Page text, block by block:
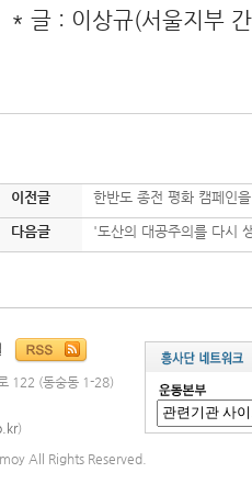
* 글 : 이상규(서울지부
이전글 한반도 종전 평화 캠페인
다음글 '도산의 대공주의를 다시
122 (동숭동 1-28)
)
All Rights Reserved.